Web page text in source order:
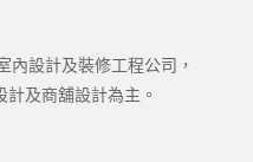
內設計及裝修工程公司，
及商舖設計為主。